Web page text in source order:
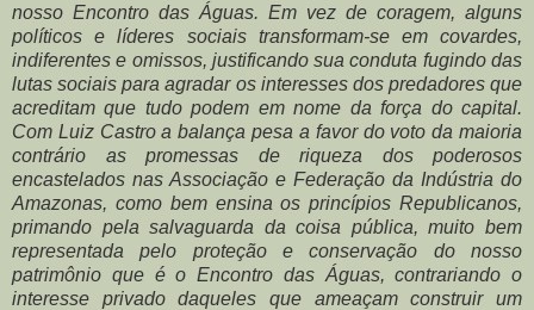
nosso Encontro das Águas. Em vez de coragem, alguns
políticos e líderes sociais transformam-se em covardes,
indiferentes e omissos, justificando sua conduta fugindo das
lutas sociais para agradar os interesses dos predadores que
acreditam que tudo podem em nome da força do capital.
Com Luiz Castro a balança pesa a favor do voto da maioria
contrário as promessas de riqueza dos poderosos
encastelados nas Associação e Federação da Indústria do
Amazonas, como bem ensina os princípios Republicanos,
primando pela salvaguarda da coisa pública, muito bem
representada pelo proteção e conservação do nosso
patrimônio que é o Encontro das Águas, contrariando o
interesse privado daqueles que ameaçam construir um